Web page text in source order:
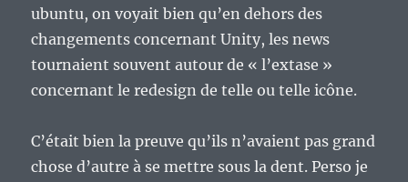
ubuntu, on voyait bien qu’en dehors des
changements concernant Unity, les news
tournaient souvent autour de « l’extase »
concernant le redesign de telle ou telle icône.
C’était bien la preuve qu’ils n’avaient pas grand
chose d’autre à se mettre sous la dent. Perso je